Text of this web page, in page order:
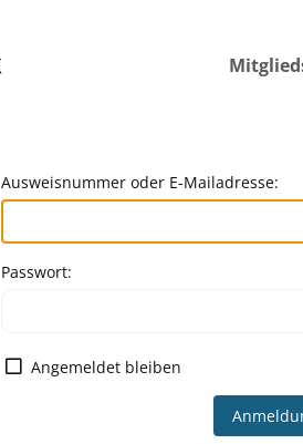
Ausweisnummer oder E-Mailadresse:
Passwort:
Angemeldet bleiben